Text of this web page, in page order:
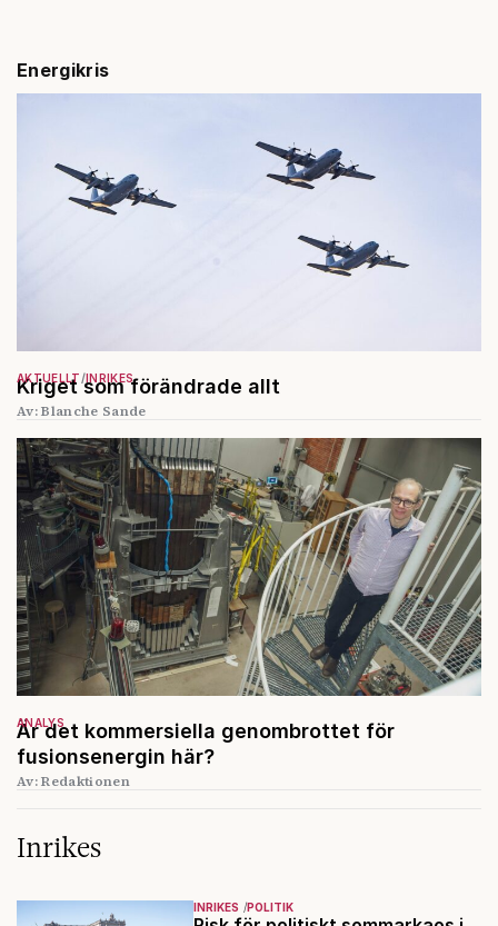
Energikris
Kriget som förändrade allt
AKTUELLT INRIKES
Av: Blanche Sande
Är det kommersiella genombrottet för
fusionsenergin här?
ANALYS
Av: Redaktionen
Inrikes
INRIKES POLITIK